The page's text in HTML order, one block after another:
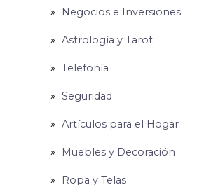
Negocios e Inversiones
Astrología y Tarot
Telefonía
Seguridad
Artículos para el Hogar
Muebles y Decoración
Ropa y Telas